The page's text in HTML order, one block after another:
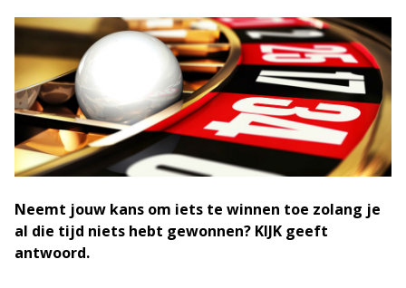
Neemt jouw kans om iets te winnen toe zolang je
al die tijd niets hebt gewonnen? KIJK geeft
antwoord.